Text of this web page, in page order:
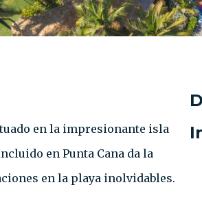
en la impresionante isla
en Punta Cana da la
en la playa inolvidables.